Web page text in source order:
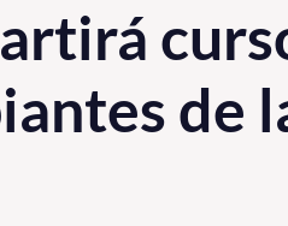
de